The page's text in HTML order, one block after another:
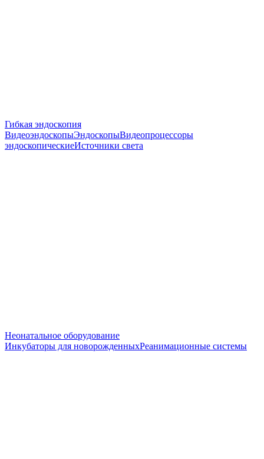
Гибкая эндоскопия
ВидеоэндоскопыЭндоскопыВидеопроцессоры
эндоскопическиеИсточники света
Неонатальное оборудование
Инкубаторы для новорожденныхРеанимационные системы